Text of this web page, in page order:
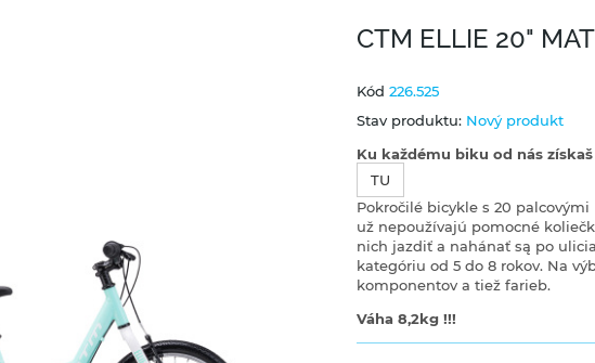
CTM ELLIE 20"
Kód 226.525
Stav produktu: Nový produkt
Ku každému biku od nás
TU
Pokročilé bicykle s 20
už nepoužívajú pomocné
nich jazdiť a nahánať są po
kategóriu od 5 do 8 rokov. Na
komponentov a tiež farieb.
Váha 8,2kg !!!